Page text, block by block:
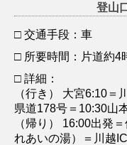
登山
□ 交通手段：車
□ 所要時間：片道約4
□ 詳細：
（行き） 大宮6:10＝
県道178号＝10:30山
（帰り） 16:00出発
れあいの湯）＝川越